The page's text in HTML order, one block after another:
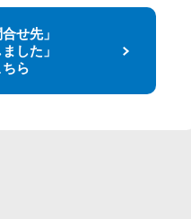
せ先」
した」
ら